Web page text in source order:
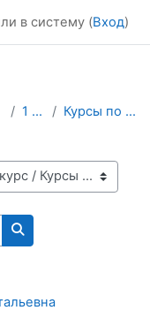
в систему (Вход)
1 курс Курсы по выбору
Поиск курса